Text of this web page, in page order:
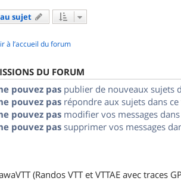
sujet
à l’accueil du forum
DU FORUM
pouvez pas publier de nouveaux sujets
pouvez pas répondre aux sujets dans
pouvez pas modifier vos messages
pouvez pas supprimer vos messages
(Randos VTT et VTTAE avec traces